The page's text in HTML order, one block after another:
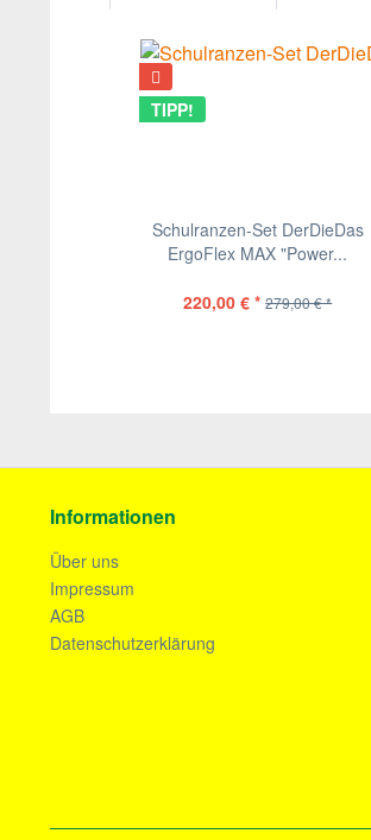
TIPP!
Schulranzen-Set DerDieDas
ErgoFlex MAX "Power...
220,00 € * 279,00 € *
Informationen
Über uns
Impressum
AGB
Datenschutzerklärung